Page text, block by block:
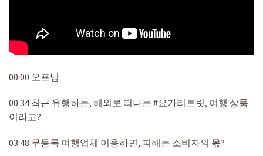
00:00 오프닝
00:34 최근 유행하는, 해외로 떠나는 #요가리트릿, 여행 상품
이라고?
03:48 무등록 여행업체 이용하면, 피해는 소비자의 몫?